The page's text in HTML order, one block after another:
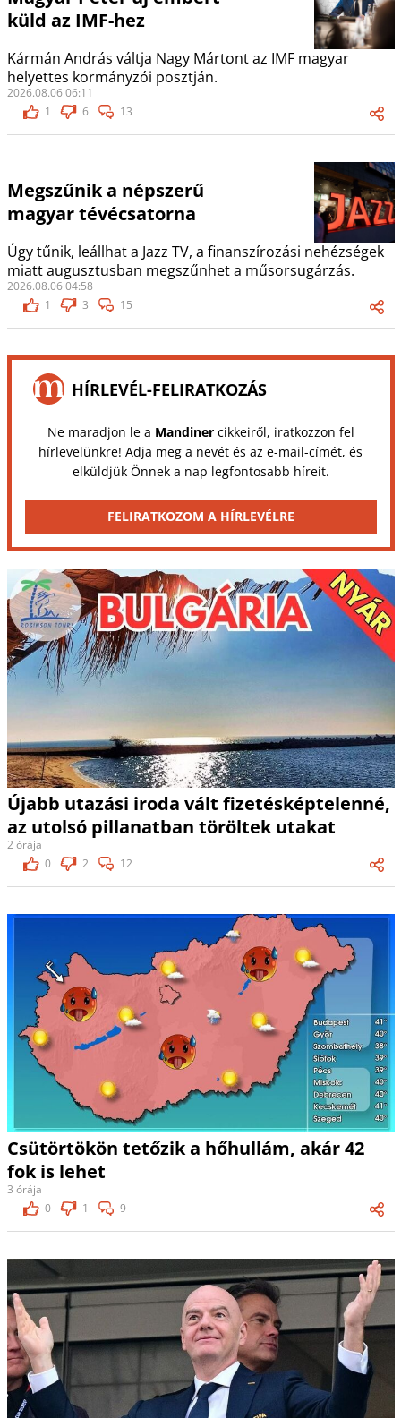
küld az IMF-hez
Kármán András váltja Nagy Mártont az IMF magyar
helyettes kormányzói posztján.
2026.08.06 06:11
1
6 13
Megszűnik a népszerű
magyar tévécsatorna
Úgy tűnik, leállhat a Jazz TV, a finanszírozási nehézségek
miatt augusztusban megszűnhet a műsorsugárzás.
2026.08.06 04:58
1
3 15
HÍRLEVÉL-FELIRATKOZÁS
Ne maradjon le a Mandinercikkeiről, iratkozzon fel
hírlevelünkre! Adja meg a nevét és az e-mail-címét, és
elküldjük Önnek a nap legfontosabb híreit.
FELIRATKOZOM A HÍRLEVÉLRE
Újabb utazási iroda vált fizetésképtelenné,
az utolsó pillanatban töröltek utakat
2 órája
0
2 12
Csütörtökön tetőzik a hőhullám, akár 42
fok is lehet
3 órája
0
1 9